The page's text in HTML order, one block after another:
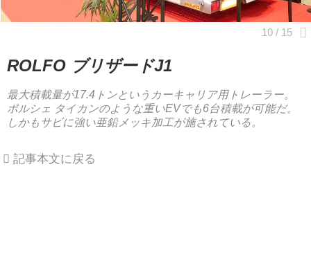
ROLFO ブリザードJ1
最大積載量が17.4トンというカーキャリア用トレーラー。
ポルシェ タイカンのような重いEVでも6台積載が可能だ。
しかもサビに強い亜鉛メッキ加工が施されている。
記事本文に戻る